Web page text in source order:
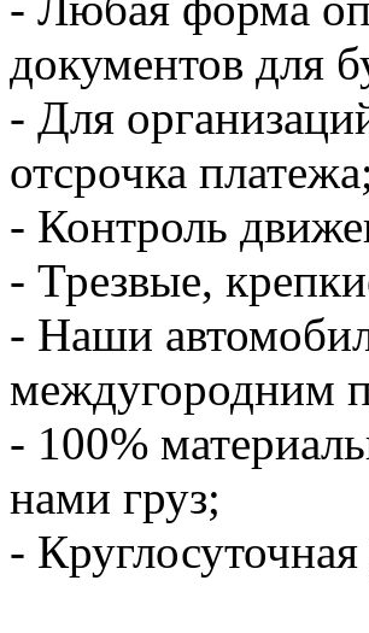
документов для
- Для
отсрочка платежа;
- Контроль
- Трезвые,
- Наши
междугородним
- 100%
нами груз;
-